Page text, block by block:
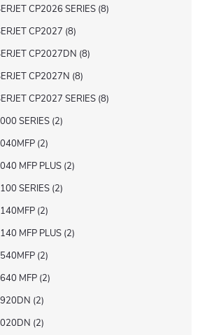
CP2026 SERIES 8
CP2027 8
CP2027DN 8
CP2027N 8
CP2027 SERIES 8
SERIES 2
2
MFP PLUS 2
SERIES 2
2
MFP PLUS 2
2
MFP 2
2
2